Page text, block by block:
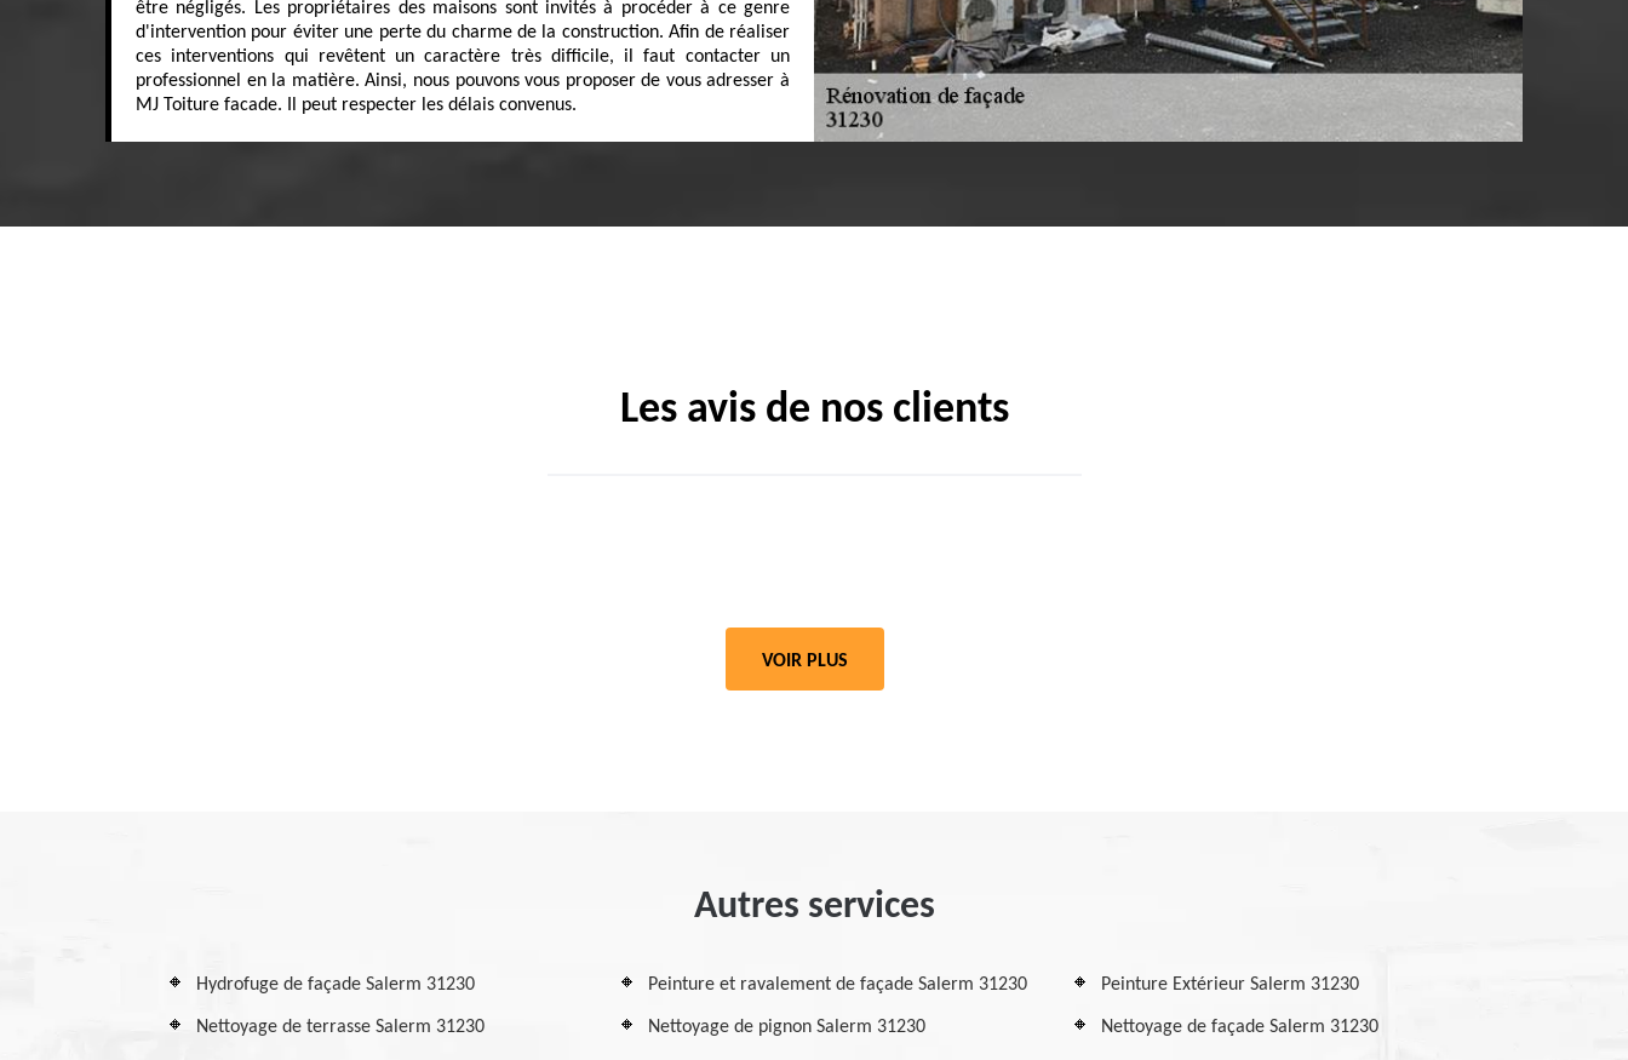
être négligés. Les propriétaires des maisons sont invités à procéder à ce genre
d'intervention pour éviter une perte du charme de la construction. Afin de réaliser
ces interventions qui revêtent un caractère très difficile, il faut contacter un
professionnel en la matière. Ainsi, nous pouvons vous proposer de vous adresser à
MJ Toiture facade. Il peut respecter les délais convenus.
Les avis de nos clients
VOIR PLUS
Autres services
Hydrofuge de façade Salerm 31230 Peinture et ravalement de façade Salerm 31230 Peinture Extérieur Salerm 31230
Nettoyage de terrasse Salerm 31230 Nettoyage de pignon Salerm 31230 Nettoyage de façade Salerm 31230